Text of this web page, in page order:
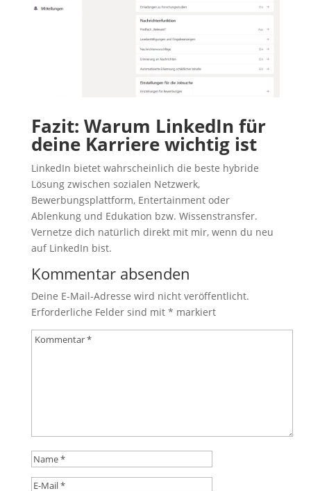
Fazit: Warum LinkedIn für
deine Karriere wichtig ist
LinkedIn bietet wahrscheinlich die beste hybride
Lösung zwischen sozialen Netzwerk,
Bewerbungsplattform, Entertainment oder
Ablenkung und Edukation bzw. Wissenstransfer.
Vernetze dich natürlich direkt mit mir, wenn du neu
auf LinkedIn bist.
Kommentar absenden
Deine E-Mail-Adresse wird nicht veröffentlicht.
Erforderliche Felder sind mit * markiert